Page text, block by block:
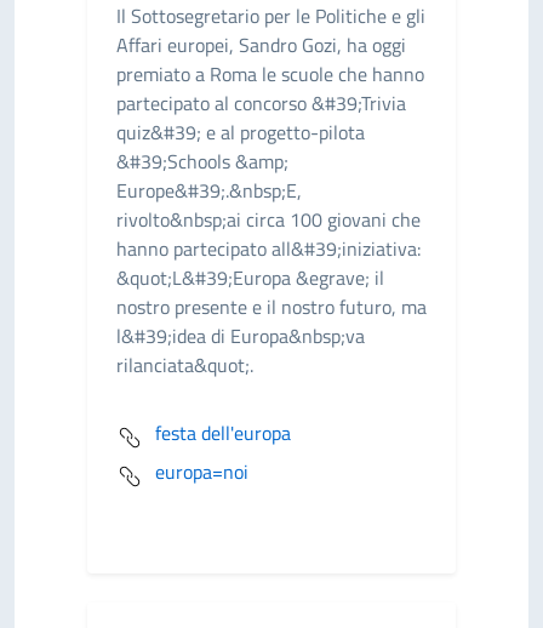
Il Sottosegretario per le Politiche e gli
Affari europei, Sandro Gozi, ha oggi
premiato a Roma le scuole che hanno
partecipato al concorso &#39;Trivia
quiz&#39; e al progetto-pilota
&#39;Schools &amp;
Europe&#39;.&nbsp;E,
rivolto&nbsp;ai circa 100 giovani che
hanno partecipato all&#39;iniziativa:
&quot;L&#39;Europa &egrave; il
nostro presente e il nostro futuro, ma
l&#39;idea di Europa&nbsp;va
rilanciata&quot;.
festa dell'europa
europa=noi